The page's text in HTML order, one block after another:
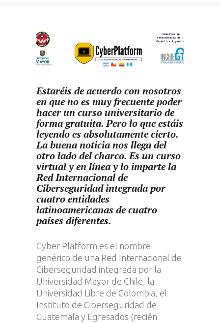
Estaréis de acuerdo con nosotros
en que no es muy frecuente poder
hacer un curso universitario de
forma gratuita. Pero lo que estáis
leyendo es absolutamente cierto.
La buena noticia nos llega del
otro lado del charco. Es un curso
virtual y en línea y lo imparte la
Red Internacional de
Ciberseguridad integrada por
cuatro entidades
latinoamericanas de cuatro
países diferentes.
Cyber Platform es el nombre
genérico de una Red Internacional de
Ciberseguridad integrada por la
Universidad Mayor de Chile, la
Universidad Libre de Colombia, el
Instituto de Ciberseguridad de
Guatemala y Egresados (recién